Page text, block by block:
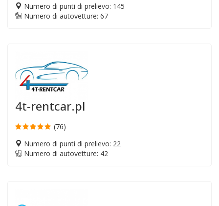
Numero di punti di prelievo: 145
Numero di autovetture: 67
4t-rentcar.pl
(76)
Numero di punti di prelievo: 22
Numero di autovetture: 42